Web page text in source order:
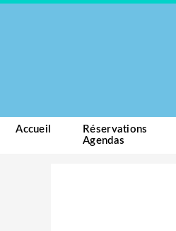
Accueil
Réservations
Agendas